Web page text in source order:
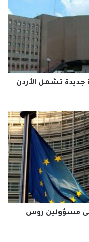
جديدة تشمل الأردن
على مسؤولين روس